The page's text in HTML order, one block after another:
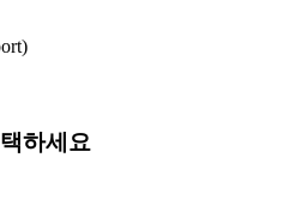
하세요